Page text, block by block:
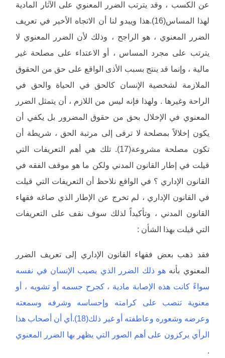
عن الكسب ، وقد يترتب الضرر المعنوي على الآثار المادية
لهذا المساس(16).هذا ويبدو لنا أن الاتجاه الأخير في تعريف
الضرر المعنوي ، هو الراجح ، وذلك لأن الضرر المعنوي لا
يترتب على مجرد المساس ، أو الاعتداء على مصلحة غير
مالية ، وإنما قد ينتج بسبب الأذى الواقع على حق من الحقوق
الملازمة لشخصية الإنسان كالحق في الحياة والحق في
الراحة وغيرها . ولهذا فإنه ليس من اللازم ، أن يتمثل الضرر
المعنوي في الإخلال بحق من حقوق المضرور بل يكفي أن
يكون إخلالاً بمصلحة لا ترقى إلى مرتبة الحق ، شريطة أن
تكون مصلحة مشروعة(17). تلك هي أهم التعريفات التي
قيلت في إطار القانون المدني ولكن ما هو موقف الفقه في
القانون الإداري ؟ في الواقع نلاحظ أن التعريفات التي قيلت
في القانون الإداري ، لم تخرج عن الإطار الذي صاغه فقهاء
القانون المدني ، وتأكيداً لذلك سوف نقف على التعريفات
التي قيلت بهذا الشأن :
فقد ذهب بعض فقهاء القانون الإداري إلى تعريف الضرر
المعنوي بأنه هو ذلك الضرر الذي يصيب الإنسان في نفسه
سواءً كانت هذه الإصابة مادية ، كجرح جسمه أو تشويه ، أو
معنوية تنصب على كرامته وإحساسه وشرفه وسمعته
وعرضه وشعوره وعاطفته أو غير ذلك(18).أي أن أصحاب هذا
الرأي يركزون على أهم الصور التي يظهر بها الضرر المعنوي
.